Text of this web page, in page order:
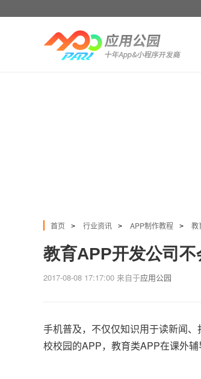
首页 > 行业资讯 > APP制作教程 > 教
教育APP开发公司
2017-08-08 17:17:00 来自于应用公园
手机普及，不仅仅知识用于读新闻
校校园的APP，教育类APP在课外辅